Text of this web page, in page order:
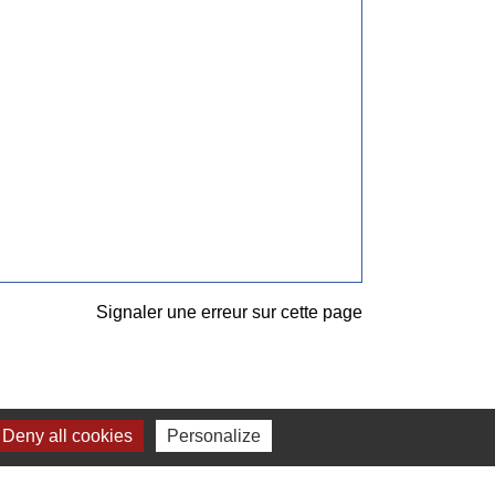
Signaler une erreur sur cette page
Deny all cookies Personalize